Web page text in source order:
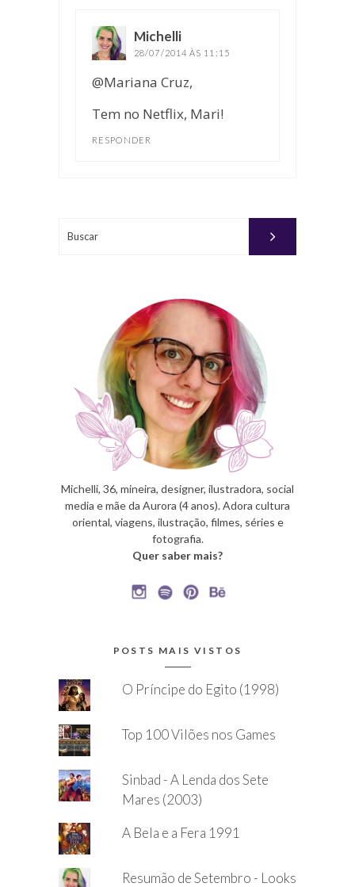
Michelli
28/07/2014 ÀS 11:15
@Mariana Cruz,
Tem no Netflix, Mari!
RESPONDER
Michelli, 36, mineira, designer, ilustradora, social
media e mãe da Aurora (4 anos). Adora cultura
oriental, viagens, ilustração, filmes, séries e
fotografia.
Quer saber mais?
POSTS MAIS VISTOS
O Príncipe do Egito (1998)
Top 100 Vilões nos Games
Sinbad - A Lenda dos Sete
Mares (2003)
A Bela e a Fera 1991
Resumão de Setembro - Looks